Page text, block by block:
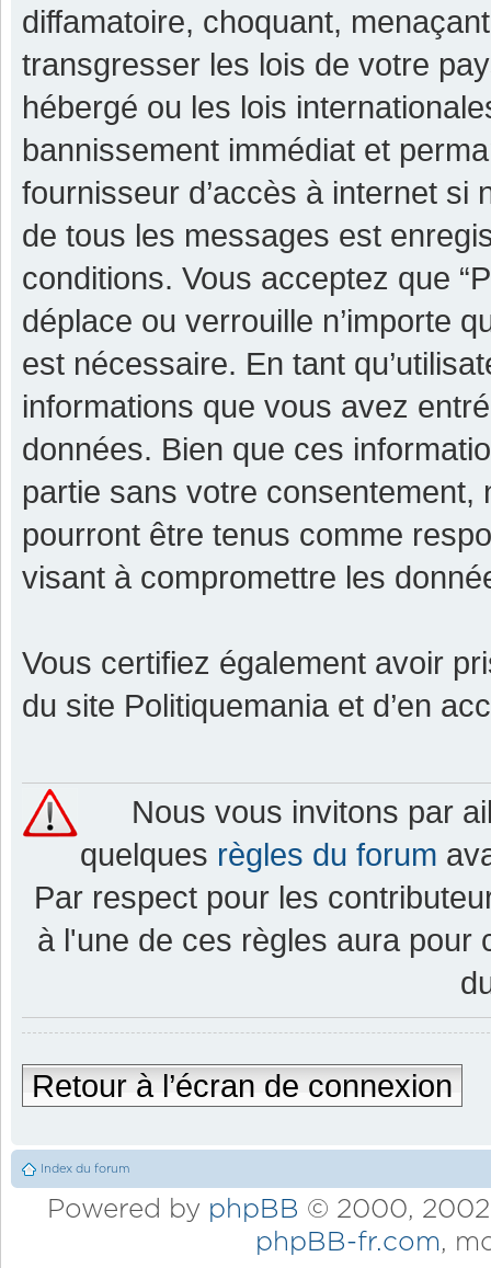
diffamatoire, choquant,
transgresser les lois de votre
hébergé ou les lois
bannissement immédiat et
fournisseur d’accès à internet si
de tous les messages est
conditions. Vous acceptez que
déplace ou verrouille n’importe
est nécessaire. En tant
informations que vous avez
données. Bien que ces
partie sans votre consentement,
pourront être tenus comme
visant à compromettre les
Vous certifiez également avoir
du site Politiquemania et d’en
Nous vous invitons par
quelques règles du forum
Par respect pour les
à l'une de ces règles aura pour
Retour à l’écran de connexion
Index du forum
Powered by phpBB © 2000,
phpBB-fr.com,